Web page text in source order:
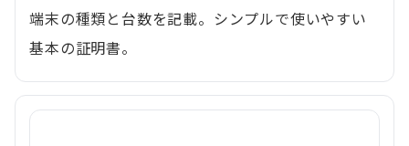
端末の種類と台数を記載。シンプルで使いやすい
基本の証明書。